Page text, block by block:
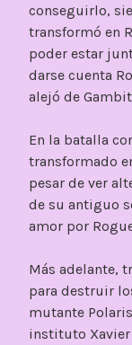
conseguirlo,
transformó en
poder estar
darse cuenta
alejó de
En la batalla
transformado
pesar de ver
de su antiguo
amor por
Más adelante,
para destruir
mutante
instituto